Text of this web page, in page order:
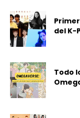
del K-
Todo